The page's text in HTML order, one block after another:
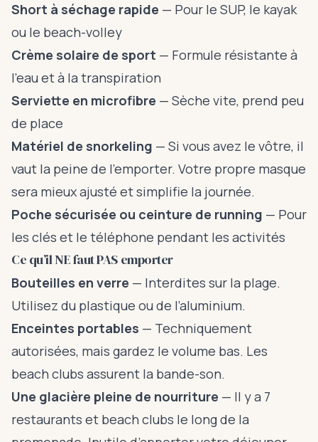
Short à séchage rapide — Pour le SUP, le kayak
ou le beach-volley
Crème solaire de sport — Formule résistante à
l’eau et à la transpiration
Serviette en microfibre — Sèche vite, prend peu
de place
Matériel de snorkeling — Si vous avez le vôtre, il
vaut la peine de l’emporter. Votre propre masque
sera mieux ajusté et simplifie la journée.
Poche sécurisée ou ceinture de running — Pour
les clés et le téléphone pendant les activités
Ce qu’il NE faut PAS emporter
Bouteilles en verre — Interdites sur la plage.
Utilisez du plastique ou de l’aluminium.
Enceintes portables — Techniquement
autorisées, mais gardez le volume bas. Les
beach clubs assurent la bande-son.
Une glacière pleine de nourriture — Il y a 7
restaurants et beach clubs le long de la